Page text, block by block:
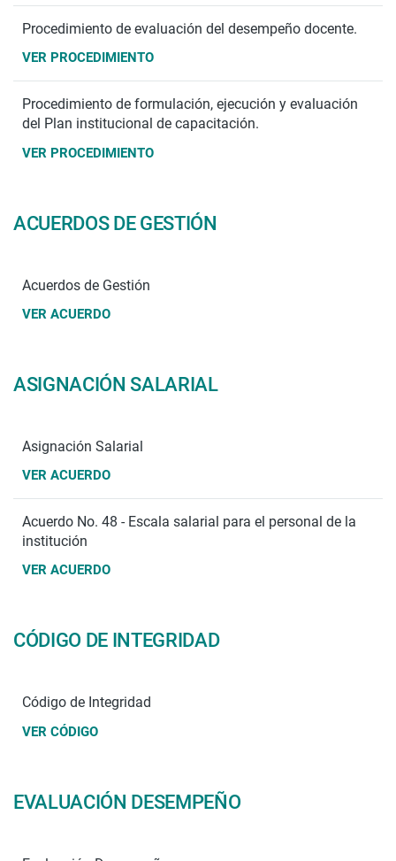
Procedimiento de evaluación del desempeño docente.
VER PROCEDIMIENTO
Procedimiento de formulación, ejecución y evaluación
del Plan institucional de capacitación.
VER PROCEDIMIENTO
ACUERDOS DE GESTIÓN
Acuerdos de Gestión
VER ACUERDO
ASIGNACIÓN SALARIAL
Asignación Salarial
VER ACUERDO
Acuerdo No. 48 - Escala salarial para el personal de la
institución
VER ACUERDO
CÓDIGO DE INTEGRIDAD
Código de Integridad
VER CÓDIGO
EVALUACIÓN DESEMPEÑO